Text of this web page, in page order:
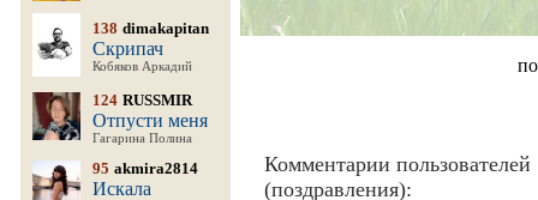
138 dimakapitan
Скрипач
Кобяков Аркадий
124 RUSSMIR
Отпусти меня
Гагарина Полина
95 akmira2814
Искала
Комментарии пользователей
(поздравления):